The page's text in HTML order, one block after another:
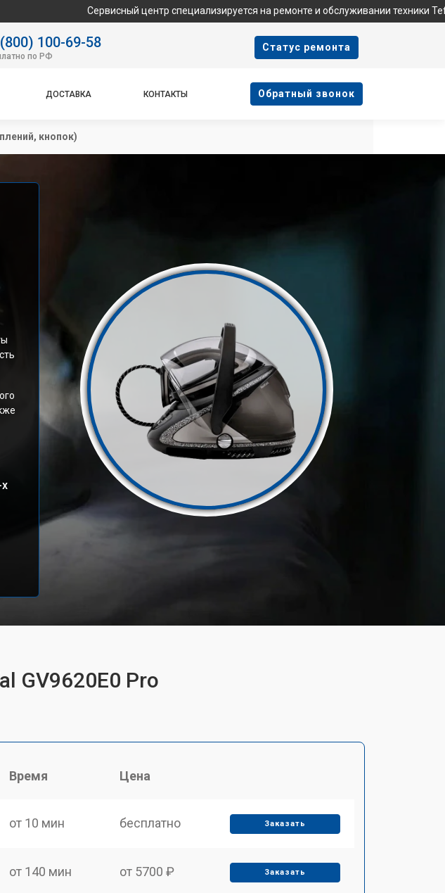
Сервисный центр специализируется на ремонте и обслуживании техники Tefal. Мы
100-69-58
по РФ
Cтатус ремонта
ДОСТАВКА КОНТАКТЫ Oбратный звонок
кнопок)
GV9620E0 Pro
Время Цена
от 10 мин бесплатно Заказать
от 140 мин от 5700 ₽ Заказать